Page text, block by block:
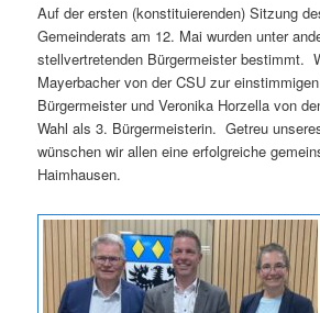
Auf der ersten (konstituierenden) Sitzung
Gemeinderats am 12. Mai wurden unter
stellvertretenden Bürgermeister bestimmt.
Mayerbacher von der CSU zur
Bürgermeister und Veronika Horzella von
Wahl als 3. Bürgermeisterin. Getreu
wünschen wir allen eine erfolgreiche
Haimhausen.